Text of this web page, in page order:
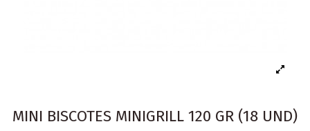
MINI BISCOTES MINIGRILL 120 GR (18 UND)